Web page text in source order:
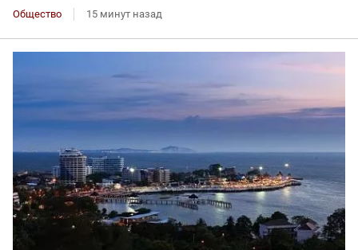
Общество 15 минут назад